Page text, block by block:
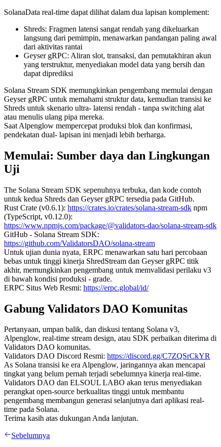
SolanaData real-time dapat dilihat dalam dua lapisan komplement:
Shreds: Fragmen latensi sangat rendah yang dikeluarkan
langsung dari pemimpin, menawarkan pandangan paling awal
dari aktivitas rantai
Geyser gRPC: Aliran slot, transaksi, dan pemutakhiran akun
yang terstruktur, menyediakan model data yang bersih dan
dapat diprediksi
Solana Stream SDK memungkinkan pengembang memulai dengan
Geyser gRPC untuk memahami struktur data, kemudian transisi ke
Shreds untuk skenario ultra- latensi rendah - tanpa switching alat
atau menulis ulang pipa mereka.
Saat Alpenglow mempercepat produksi blok dan konfirmasi,
pendekatan dual- lapisan ini menjadi lebih berharga.
Memulai: Sumber daya dan Lingkungan
Uji
The Solana Stream SDK sepenuhnya terbuka, dan kode contoh
untuk kedua Shreds dan Geyser gRPC tersedia pada GitHub.
Rust Crate (v0.6.1): https://crates.io/crates/solana-stream-sdk npm
(TypeScript, v0.12.0):
https://www.npmjs.com/package/@validators-dao/solana-stream-sdk
GitHub - Solana Stream SDK:
https://github.com/ValidatorsDAO/solana-stream
Untuk ujian dunia nyata, ERPC menawarkan satu hari percobaan
bebas untuk tinggi kinerja ShredStream dan Geyser gRPC titik
akhir, memungkinkan pengembang untuk memvalidasi perilaku v3
di bawah kondisi produksi - grade.
ERPC Situs Web Resmi: https://erpc.global/id/
Gabung Validators DAO Komunitas
Pertanyaan, umpan balik, dan diskusi tentang Solana v3,
Alpenglow, real-time stream design, atau SDK perbaikan diterima di
Validators DAO komunitas.
Validators DAO Discord Resmi: https://discord.gg/C7ZQSrCkYR
As Solana transisi ke era Alpenglow, jaringannya akan mencapai
tingkat yang belum pernah terjadi sebelumnya kinerja real-time.
Validators DAO dan ELSOUL LABO akan terus menyediakan
perangkat open-source berkualitas tinggi untuk membantu
pengembang membangun generasi selanjutnya dari aplikasi real-
time pada Solana.
Terima kasih atas dukungan Anda lanjutan.
Sebelumnya